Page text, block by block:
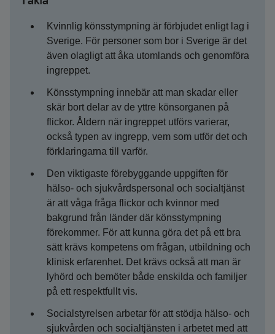
Kvinnlig könsstympning är förbjudet enligt lag i
Sverige. För personer som bor i Sverige är det
även olagligt att åka utomlands och genomföra
ingreppet.
Könsstympning innebär att man skadar eller
skär bort delar av de yttre könsorganen på
flickor. Åldern när ingreppet utförs varierar,
också typen av ingrepp, vem som utför det och
förklaringarna till varför.
Den viktigaste förebyggande uppgiften för
hälso- och sjukvårdspersonal och socialtjänst
är att våga fråga flickor och kvinnor med
bakgrund från länder där könsstympning
förekommer. För att kunna göra det på ett bra
sätt krävs kompetens om frågan, utbildning och
klinisk erfarenhet. Det krävs också att man är
lyhörd och bemöter både enskilda och familjer
på ett respektfullt vis.
Socialstyrelsen arbetar för att stödja hälso- och
sjukvården och socialtjänsten i arbetet med att